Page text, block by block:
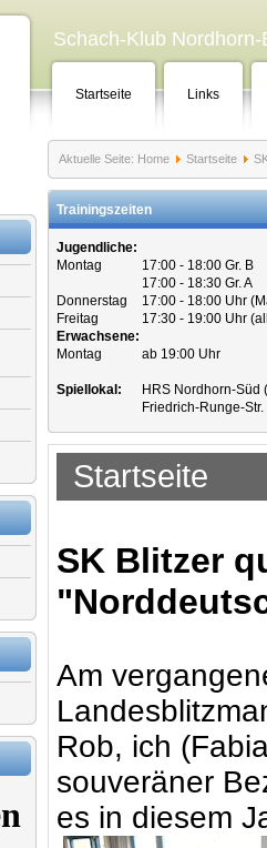
Schach-Klub
Startseite Links
Aktuelle Seite: Home Startseite
Trainingszeiten
Jugendliche:
Montag
17:00 - 18:00 Gr. B
17:00 - 18:30 Gr. A
Donnerstag
17:00 - 18:00 Uhr
Freitag
17:30 - 19:00 Uhr
Erwachsene:
Montag
ab 19:00 Uhr
Spiellokal:
HRS Nordhorn-Süd
Friedrich-Runge-
Startseite
SK Blitzer
Am
Rob, ich
souveräner
es in diesem